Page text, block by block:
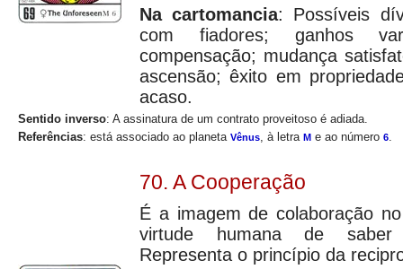
Na cartomancia: Possíveis
com fiadores; ganhos
compensação; mudança
ascensão; êxito em
acaso.
Sentido inverso: A assinatura de um contrato proveitoso é adiada.
Referências: está associado ao planeta Vênus, à letra M e ao número 6.
70. A Cooperação
É a imagem de colaboração
virtude humana de saber
Representa o princípio da